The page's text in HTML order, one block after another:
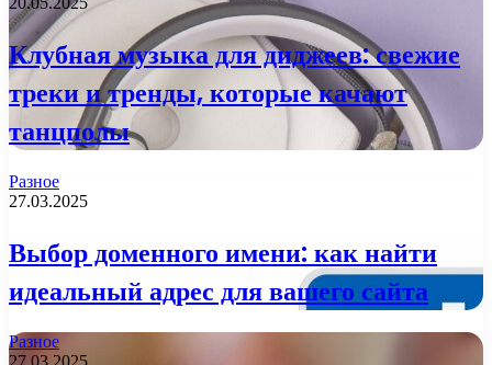
Клубная музыка для диджеев: свежие
треки и тренды, которые качают
танцполы
Разное
27.03.2025
Выбор доменного имени: как найти
идеальный адрес для вашего сайта
Разное
27.03.2025